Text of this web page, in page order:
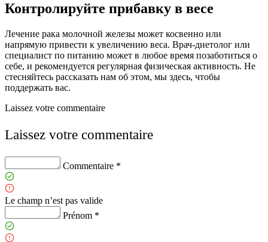
Контролируйте прибавку в весе
Лечение рака молочной железы может косвенно или
напрямую привести к увеличению веса. Врач-диетолог или
специалист по питанию может в любое время позаботиться о
себе, и рекомендуется регулярная физическая активность. Не
стесняйтесь рассказать нам об этом, мы здесь, чтобы
поддержать вас.
Laissez votre commentaire
Laissez votre commentaire
Commentaire *
Le champ n’est pas valide
Prénom *